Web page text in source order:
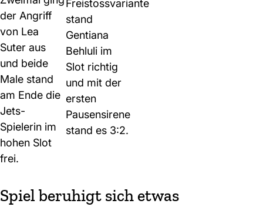
der Angriff
von Lea
Suter aus
und beide
Male stand
am Ende die
Jets-
Spielerin im
hohen Slot
frei.
Freistossvariante
stand
Gentiana
Behluli im
Slot richtig
und mit der
ersten
Pausensirene
stand es 3:2.
Spiel beruhigt sich etwas